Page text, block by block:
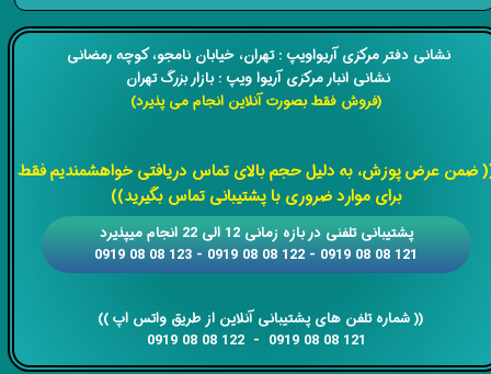
​​نشانی دفتر مرکزی آریواویپ : تهران، خیابان نامجو،کوچه رمضانی
نشانی انبار مرکزی آریوا ویپ : بازار بزرگ تهران
(فروش فقط بصورت آنلاین انجام می پذیرد)
ضمن عرض پوزش، به دلیل حجم بالای تماس دریافتی خواهشمندیم فقط
برای موارد ضروری با پشتیبانی تماس بگیرید))
​​​​​​​​​​​​​​(( ​​​​​​​شماره تلفن های پشتیبانی آنلاین از طریق واتس اپ ))
​​​​​​​121 08 08 0919 - 122 08 08 0919
​​پشتیبانی تلفنی در بازه زمانی 12 الی 22 انجام میپذیرد
121 08 08 0919 - 122 08 08 0919 - 123 08 08 0919